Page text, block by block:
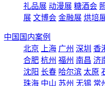
礼品展 动漫展 糖酒会
展 文博会 金融展 烘培
中国国内案例
北京
上海 广州 深圳 香
合肥 杭州 福州 南昌 济
沈阳 长春 哈尔滨 太原
珠海 中山 苏州 无锡 常